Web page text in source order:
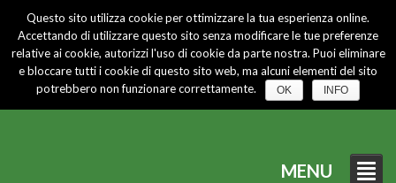
Chi Siamo Certificazioni News Contatti
CHIAMACI 035 767631
MENU
Questo sito utilizza cookie per ottimizzare la tua esperienza online.
Accettando di utilizzare questo sito senza modificare le tue preferenze
relative ai cookie, autorizzi l'uso di cookie da parte nostra. Puoi eliminare
e bloccare tutti i cookie di questo sito web, ma alcuni elementi del sito
potrebbero non funzionare correttamente.
OK INFO